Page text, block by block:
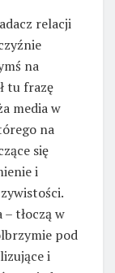
relacji
na
tu frazę
media w
na
się
i
tłoczą w
pod
i